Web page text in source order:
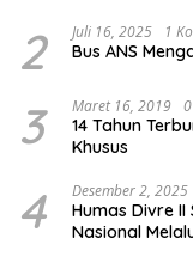
2 Juli 16, 2025 1
Bus ANS
3 Maret 16, 2019
14 Tahun
Khusus
4 Desember 2, 2025
Humas Divre
Nasional